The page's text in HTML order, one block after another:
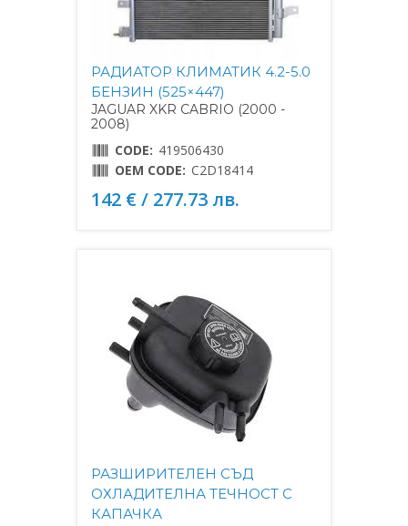
РАДИАТОР КЛИМАТИК 4.2-5.0
БЕНЗИН (525×447)
JAGUAR XKR CABRIO (2000 -
2008)
CODE: 419506430
OEM CODE: C2D18414
142 € / 277.73 лв.
РАЗШИРИТЕЛЕН СЪД
ОХЛАДИТЕЛНА ТЕЧНОСТ С
КАПАЧКА